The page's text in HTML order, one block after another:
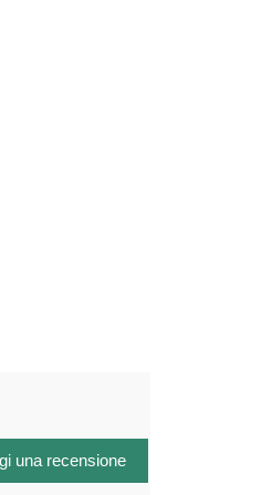
una recensione